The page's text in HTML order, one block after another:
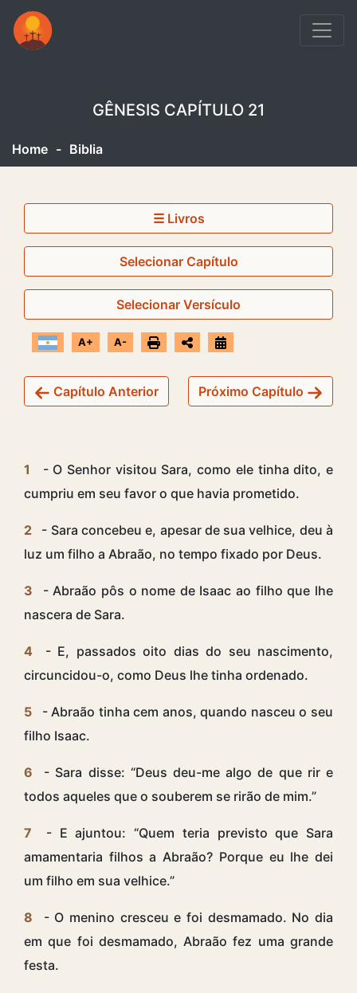
GÊNESIS CAPÍTULO 21
Home - Biblia
☰ Livros
Selecionar Capítulo
Selecionar Versículo
A+ A-
Capítulo Anterior Próximo Capítulo
1
- O Senhor visitou Sara, como ele tinha dito, e
cumpriu em seu favor o que havia prometido.
2
- Sara concebeu e, apesar de sua velhice, deu à
luz um filho a Abraão, no tempo fixado por Deus.
3
- Abraão pôs o nome de Isaac ao filho que lhe
nascera de Sara.
4
- E, passados oito dias do seu nascimento,
circuncidou-o, como Deus lhe tinha ordenado.
5
- Abraão tinha cem anos, quando nasceu o seu
filho Isaac.
6
- Sara disse: “Deus deu-me algo de que rir e
todos aqueles que o souberem se rirão de mim.”
7
- E ajuntou: “Quem teria previsto que Sara
amamentaria filhos a Abraão? Porque eu lhe dei
um filho em sua velhice.”
8
- O menino cresceu e foi desmamado. No dia
em que foi desmamado, Abraão fez uma grande
festa.